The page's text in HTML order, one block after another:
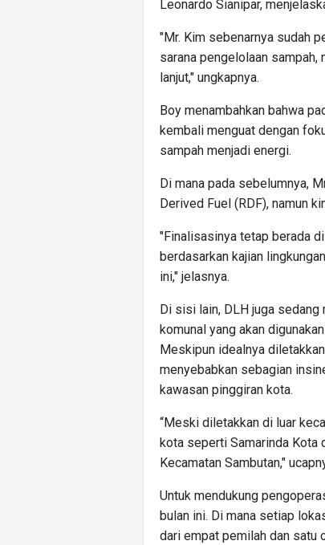
Leonardo Sianipar,
"Mr. Kim sebenarnya sudah
sarana pengelolaan sampah,
lanjut," ungkapnya.
Boy menambahkan bahwa
kembali menguat dengan
sampah menjadi energi.
Di mana pada sebelumnya,
Derived Fuel (RDF), namun
"Finalisasinya tetap berada
berdasarkan kajian
ini," jelasnya.
Di sisi lain, DLH juga
komunal yang akan
Meskipun idealnya
menyebabkan sebagian
kawasan pinggiran kota.
“Meski diletakkan di luar
kota seperti Samarinda Kota
Kecamatan Sambutan,"
Untuk mendukung
bulan ini. Di mana setiap
dari empat pemilah dan satu